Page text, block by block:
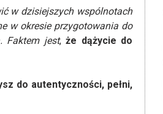
w dzisiejszych wspólnotach
w okresie przygotowania do
Faktem jest,że dążycie do
do autentyczności, pełni,